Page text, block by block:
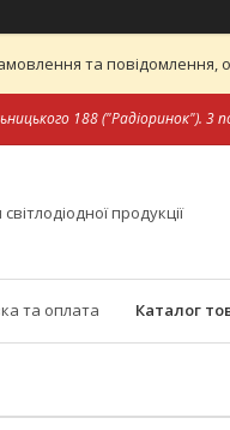
та повідомлення,
188 ("Радіоринок"). 3
продукції
та оплата Каталог